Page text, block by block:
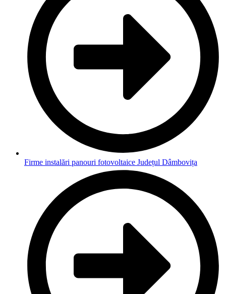
Firme instalări panouri fotovoltaice Județul Dâmbovița